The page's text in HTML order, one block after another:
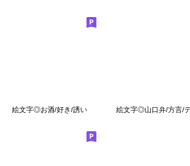
絵文字◎お酒/好き/誘い